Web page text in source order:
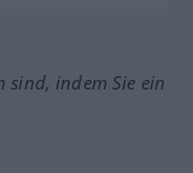
sind, indem Sie ein